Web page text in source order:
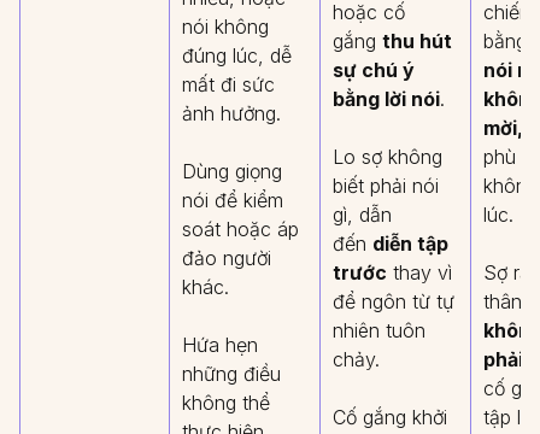
nói không
đúng lúc, dễ
mất đi sức
ảnh hưởng.
Dùng giọng
nói để kiểm
soát hoặc áp
đảo người
khác.
Hứa hẹn
những điều
không thể
hoặc cố
gắng thu hút
sự chú ý
bằng lời nói.
Lo sợ không
biết phải nói
gì, dẫn
đến diễn tập
trước thay vì
để ngôn từ tự
nhiên tuôn
chảy.
Cố gắng khởi
bằng
nói
mời,
phù
lúc.
Sợ
thân
phải
cố
tập